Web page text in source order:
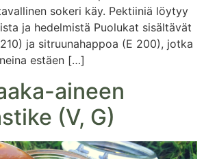
sokeri käy. Pektiiniä löytyy
ja hedelmistä Puolukat sisältävät
ja sitruunahappoa (E 200), jotka
estäen […]
aineen
(V, G)